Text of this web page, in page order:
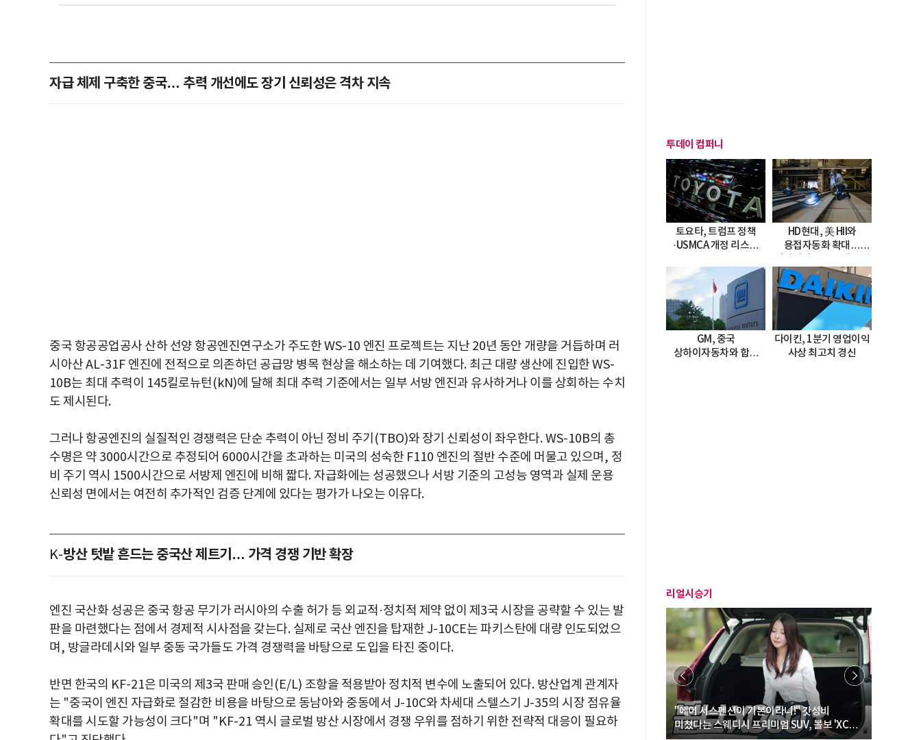
자급 체제 구축한 중국… 추력 개선에도 장기 신뢰성은 격차 지속
중국 항공공업공사 산하 선양 항공엔진연구소가 주도한WS-10 엔진 프로젝트는 지난 20년 동안 개량을 거듭하며 러
시아산AL-31F 엔진에 전적으로 의존하던 공급망 병목 현상을 해소하는 데 기여했다. 최근 대량 생산에 진입한WS-
10B는 최대 추력이 145킬로뉴턴(kN)에 달해 최대 추력 기준에서는 일부 서방 엔진과 유사하거나 이를 상회하는 수치
도 제시된다.
그러나 항공엔진의 실질적인 경쟁력은 단순 추력이 아닌 정비 주기 (TBO)와 장기 신뢰성이 좌우한다. WS-10B의 총
수명은 약 3000시간으로 추정되어 6000시간을 초과하는 미국의 성숙한 F110 엔진의 절반 수준에 머물고 있으며 , 정
비 주기 역시 1500시간으로 서방제 엔진에 비해 짧다. 자급화에는 성공했으나 서방 기준의 고성능 영역과 실제 운용
신뢰성 면에서는 여전히 추가적인 검증 단계에 있다는 평가가 나오는 이유다.
K-방산 텃밭 흔드는 중국산 제트기… 가격 경쟁 기반 확장
엔진 국산화 성공은 중국 항공 무기가 러시아의 수출 허가 등 외교적·정치적 제약 없이 제 3국 시장을 공략할 수 있는 발
판을 마련했다는 점에서 경제적 시사점을 갖는다. 실제로 국산 엔진을 탑재한J-10CE는 파키스탄에 대량 인도되었으
며 , 방글라데시와 일부 중동 국가들도 가격 경쟁력을 바탕으로 도입을 타진 중이다.
반면 한국의 KF-21은 미국의 제 3국 판매 승인(E/L) 조항을 적용받아 정치적 변수에 노출되어 있다. 방산업계 관계자
는 "중국이 엔진 자급화로 절감한 비용을 바탕으로 동남아와 중동에서 J-10C와 차세대 스텔스기 J-35의 시장 점유율
확대를 시도할 가능성이 크다"며 "KF-21 역시 글로벌 방산 시장에서 경쟁 우위를 점하기 위한 전략적 대응이 필요하
투데이 컴퍼니
토요타, 트럼프 정책
·USMCA 개정 리스크
HD현대, 美 HII와
용접자동화 확대…
도입
GM, 중국
상하이자동차와 합작
다이킨, 1분기 영업이익
사상 최고치 경신
리얼시승기
박지수 아나운서가 타본 ‘전설의 무쏘’… “여성·
초보자도 반할 반전 매력”
"에어 서스펜션이 기본이라니!" 갓성비
미쳤다는 스웨디시 프리미엄 SUV, 볼보 'XC60